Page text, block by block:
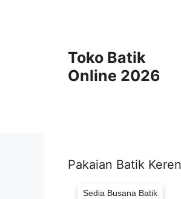
Toko Batik
Online 2026
Pakaian Batik
Sedia Busana Batik